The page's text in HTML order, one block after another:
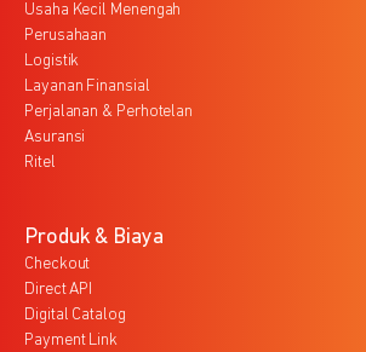
Usaha Kecil Menengah
Perusahaan
Logistik
Layanan Finansial
Perjalanan & Perhotelan
Asuransi
Ritel
Produk & Biaya
Checkout
Direct API
Digital Catalog
Payment Link